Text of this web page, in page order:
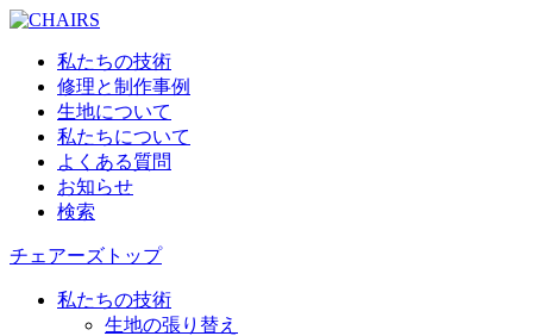
私たちの技術
修理と制作事例
生地について
私たちについて
よくある質問
お知らせ
検索
チェアーズトップ
私たちの技術
生地の張り替え